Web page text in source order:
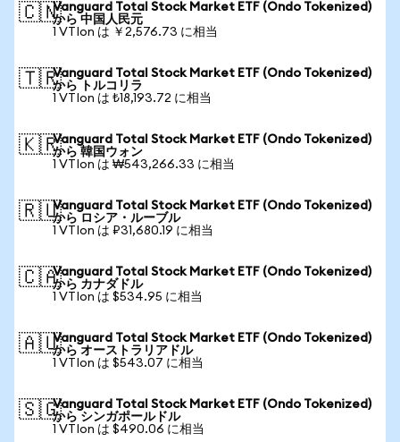
🇨🇳Vanguard Total Stock Market ETF (Ondo Tokenized)
から 中国人民元
1 VTIon は ￥2,576.73 に相当
🇹🇷Vanguard Total Stock Market ETF (Ondo Tokenized)
から トルコリラ
1 VTIon は ₺18,193.72 に相当
🇰🇷Vanguard Total Stock Market ETF (Ondo Tokenized)
から 韓国ウォン
1 VTIon は ₩543,266.33 に相当
🇷🇺Vanguard Total Stock Market ETF (Ondo Tokenized)
から ロシア・ルーブル
1 VTIon は ₽31,680.19 に相当
🇨🇦Vanguard Total Stock Market ETF (Ondo Tokenized)
から カナダドル
1 VTIon は $534.95 に相当
🇦🇺Vanguard Total Stock Market ETF (Ondo Tokenized)
から オーストラリアドル
1 VTIon は $543.07 に相当
🇸🇬Vanguard Total Stock Market ETF (Ondo Tokenized)
から シンガポールドル
1 VTIon は $490.06 に相当